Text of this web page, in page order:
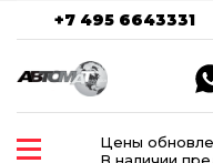
+7 495 6643331
Цены